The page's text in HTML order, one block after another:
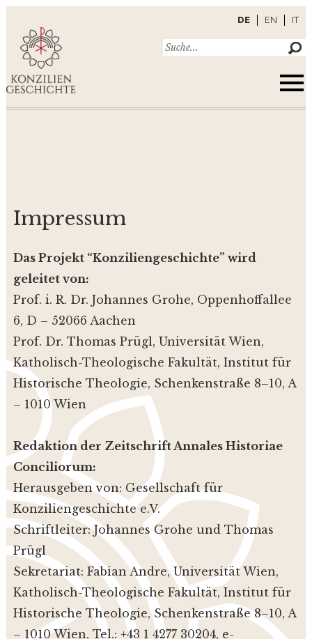
DE EN IT
Impressum
Das Projekt “Konziliengeschichte” wird
geleitet von:
Prof. i. R. Dr. Johannes Grohe, Oppenhoffallee
6, D – 52066 Aachen
Prof. Dr. Thomas Prügl, Universität Wien,
Katholisch-Theologische Fakultät, Institut für
Historische Theologie, Schenkenstraße 8–10, A
– 1010 Wien
Redaktion der Zeitschrift Annales Historiae
Conciliorum:
Herausgeben von: Gesellschaft für
Konziliengeschichte e.V.
Schriftleiter: Johannes Grohe und Thomas
Prügl
Sekretariat: Fabian Andre, Universität Wien,
Katholisch-Theologische Fakultät, Institut für
Historische Theologie, Schenkenstraße 8–10, A
– 1010 Wien, Tel.: +43 1 4277 30204, e-